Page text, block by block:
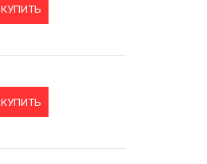
КУПИТЬ
КУПИТЬ